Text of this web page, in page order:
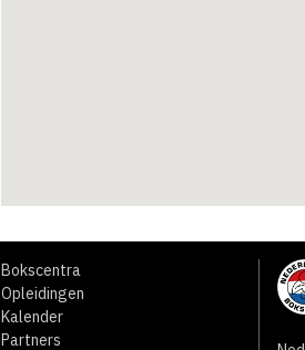
Bokscentra
Opleidingen
Kalender
Partners